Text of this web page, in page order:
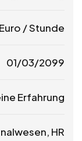
Euro / Stunde
01/03/2099
Erfahrung
HR